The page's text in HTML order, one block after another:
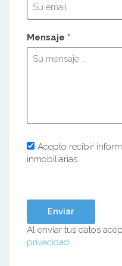
Mensaje *
Acepto recibir
inmobiliarias
Al enviar tus datos
privacidad